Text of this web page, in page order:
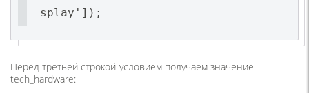
splay']);
Перед третьей строкой-условием получаем значение
tech_hardware: